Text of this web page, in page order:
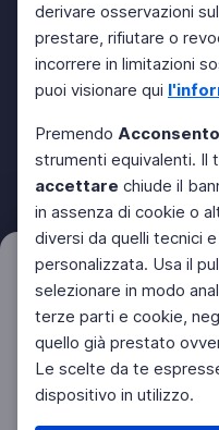
derivare osservazioni
prestare, rifiutare o
incorrere in limitazioni
puoi visionare qui
Premendo Acconsento
strumenti equivalenti. Il
accettare chiude il
in assenza di cookie o
diversi da quelli tecnici
personalizzata. Usa il
selezionare in modo
terze parti e cookie,
quello già prestato
Le scelte da te
dispositivo in utilizzo.
Filtri